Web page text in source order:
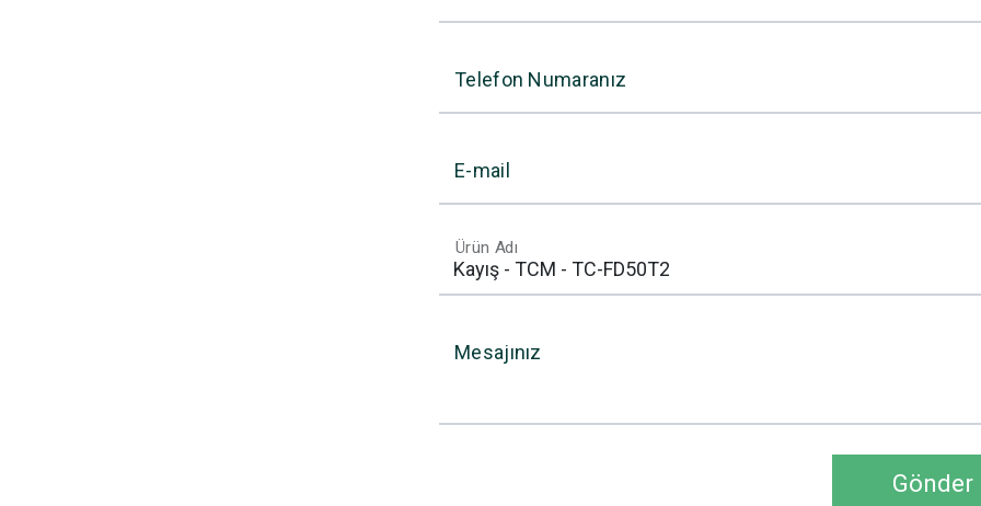
Telefon Numaranız
E-mail
Ürün Adı
Mesajınız
Gönder